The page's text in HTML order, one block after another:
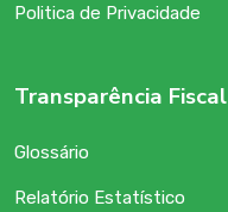
Politica de Privacidade
Transparência Fiscal
Glossário
Relatório Estatístico